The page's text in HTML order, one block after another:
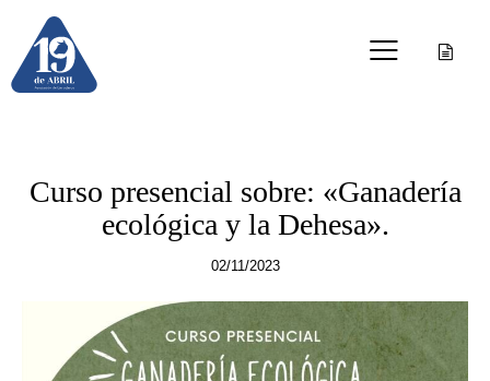
Curso presencial sobre: «Ganadería
ecológica y la Dehesa».
02/11/2023